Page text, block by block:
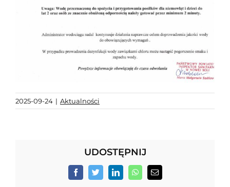
2025-09-24 | Aktualności
UDOSTĘPNIJ
FacebookTwitterLinkedInWhatsApp
Email